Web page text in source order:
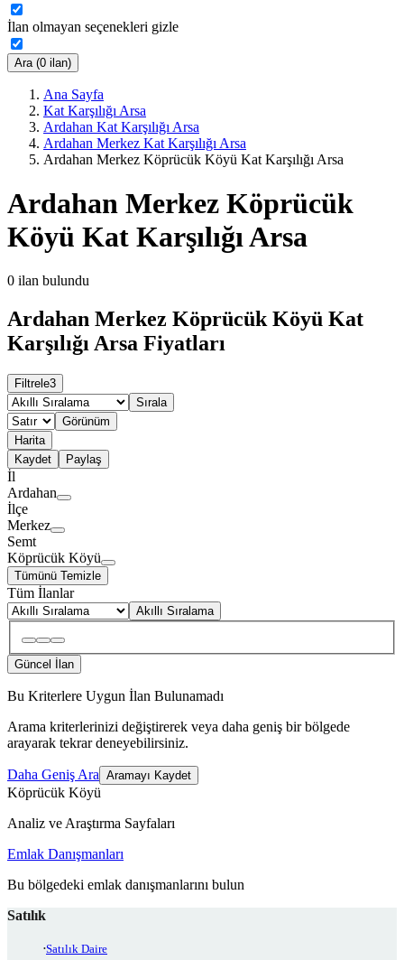
İlan olmayan seçenekleri gizle
Ara (0 ilan)
Ana Sayfa
Kat Karşılığı Arsa
Ardahan Kat Karşılığı Arsa
Ardahan Merkez Kat Karşılığı Arsa
Ardahan Merkez Köprücük Köyü Kat Karşılığı Arsa
Ardahan Merkez Köprücük
Köyü Kat Karşılığı Arsa
0 ilan bulundu
Ardahan Merkez Köprücük Köyü Kat
Karşılığı Arsa Fiyatları
Filtrele3
Sırala
Görünüm
Harita
Kaydet
Paylaş
İl
Ardahan
İlçe
Merkez
Semt
Köprücük Köyü
Tümünü Temizle
Tüm İlanlar
Akıllı Sıralama
Güncel İlan
Bu Kriterlere Uygun İlan Bulunamadı
Arama kriterlerinizi değiştirerek veya daha geniş bir bölgede
arayarak tekrar deneyebilirsiniz.
Daha Geniş Ara Aramayı Kaydet
Köprücük Köyü
Analiz ve Araştırma Sayfaları
Emlak Danışmanları
Bu bölgedeki emlak danışmanlarını bulun
Satılık
Satılık Daire